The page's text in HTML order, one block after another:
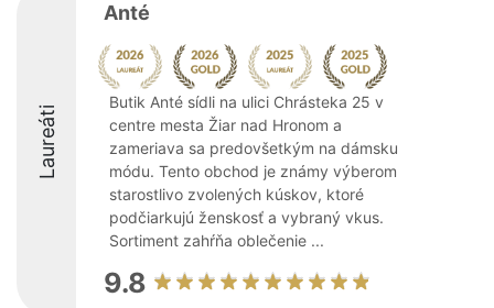
Laureáti
Anté
Butik Anté sídli na ulici Chrásteka 25 v
centre mesta Žiar nad Hronom a
zameriava sa predovšetkým na dámsku
módu. Tento obchod je známy výberom
starostlivo zvolených kúskov, ktoré
podčiarkujú ženskosť a vybraný vkus.
Sortiment zahŕňa oblečenie ...
9.8